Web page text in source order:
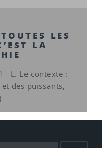
LES
LA
- L. Le contexte :
des puissants,